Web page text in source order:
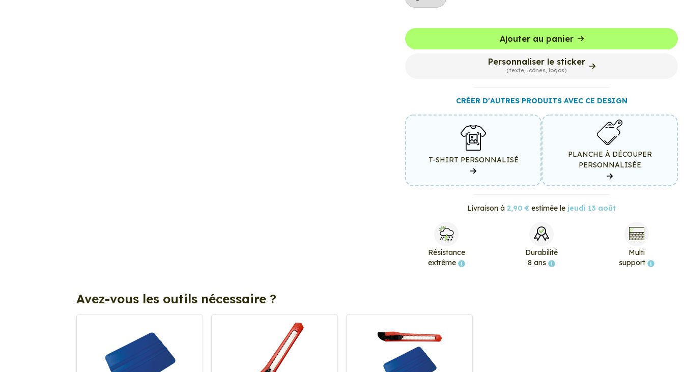
Ajouter au panier
Personnaliser le sticker
(texte, icônes, logos)
CRÉER D'AUTRES PRODUITS AVEC CE DESIGN
T-SHIRT PERSONNALISÉ
PLANCHE À DÉCOUPER
PERSONNALISÉE
Livraison à 2,90 € estimée le jeudi 13 août
Résistance
extrême
Durabilité
8 ans
Multi
support
Avez-vous les outils nécessaire ?